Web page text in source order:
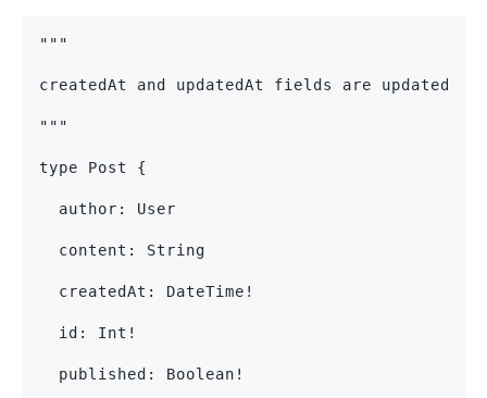
"""
createdAt and updatedAt fields are updated
"""
type Post {
  author: User
  content: String
  createdAt: DateTime!
  id: Int!
  published: Boolean!